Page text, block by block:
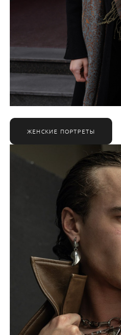
ЖЕНСКИЕ ПОРТРЕТЫ